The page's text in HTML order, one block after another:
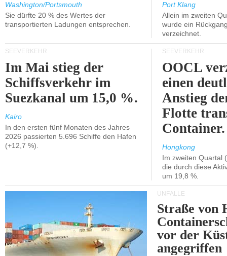
Washington/Portsmouth
Sie dürfte 20 % des Wertes der
transportierten Ladungen entsprechen.
Port Klang
Allein im zweiten
wurde ein
verzeichnet.
SEEVERKEHR
Im Mai stieg der
Schiffsverkehr im
Suezkanal um 15,0 %.
Kairo
In den ersten fünf Monaten des Jahres
2026 passierten 5.696 Schiffe den Hafen
(+12,7 %).
SEEVERKEHR
OOCL
einen
Anstieg
Flotte
Container.
Hongkong
Im zweiten Quartal
die durch diese
um 19,8 %.
UNFÄLLE
Straße von
vor der
angegriffen